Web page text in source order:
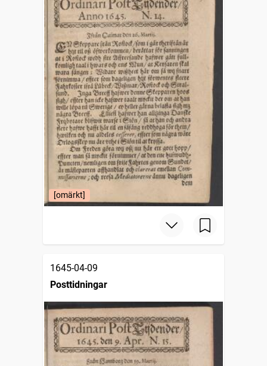
[omärkt]
1645-04-09
Posttidningar